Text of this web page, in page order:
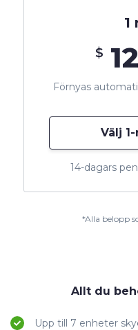
1
$
Förnyas
Välj
14-dagars
*Alla belopp
Allt du
Upp till 7 enheter